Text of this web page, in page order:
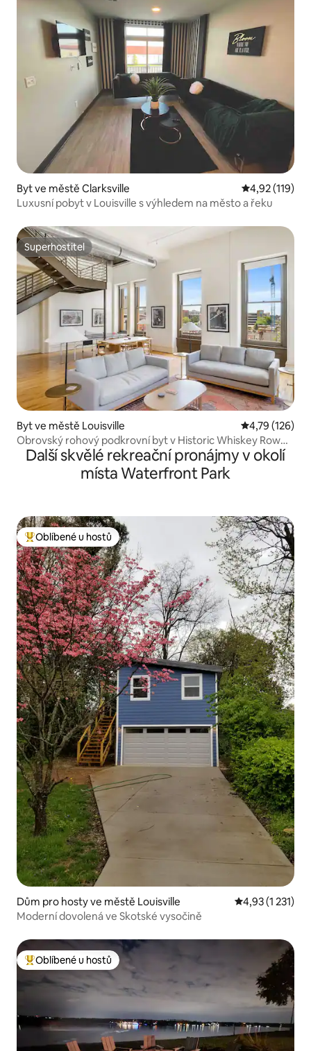
Byt ve městě Clarksville Průměrné
4,92 (119)
Luxusní pobyt v Louisville s výhledem na město a řeku
Superhostitel
Superhostitel
Byt ve městě Louisville Průměrné
4,79 (126)
Obrovský rohový podkrovní byt v Historic Whiskey Row
Lofts
Další skvělé rekreační pronájmy v okolí
místa Waterfront Park
Nejlepší v kategorii Oblíbené u hostů
Oblíbené u hostů
Dům pro hosty ve městě Louisville Průměrné
4,93 (1 231)
Moderní dovolená ve Skotské vysočině
Nejlepší v kategorii Oblíbené u hostů
Oblíbené u hostů